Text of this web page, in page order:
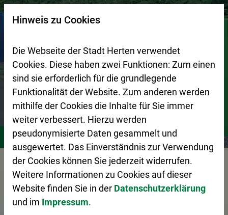
Zur Startseite (Schnelltaste 0)
Zum Seitenanfang springen (Schnelltaste A)
Zur Navigation/Menü springen (Schnelltaste M)
Zur Suche springen (Schnelltaste 8)
Zum Inhalt springen (Schnelltaste I)
Zum Fußbereich springen (Schnelltaste Z)
Stadtleben Freizeit
Vorlesen
Suchseite mit Schnellsuche
Hinweis zu Cookies
Die Webseite der Stadt Herten verwendet
Cookies. Diese haben zwei Funktionen: Zum einen
sind sie erforderlich für die grundlegende
Funktionalität der Website. Zum anderen werden
mithilfe der Cookies die Inhalte für Sie immer
weiter verbessert. Hierzu werden
pseudonymisierte Daten gesammelt und
ausgewertet. Das Einverständnis zur Verwendung
der Cookies können Sie jederzeit widerrufen.
Weitere Informationen zu Cookies auf dieser
Website finden Sie in der Datenschutzerklärung
und im Impressum.